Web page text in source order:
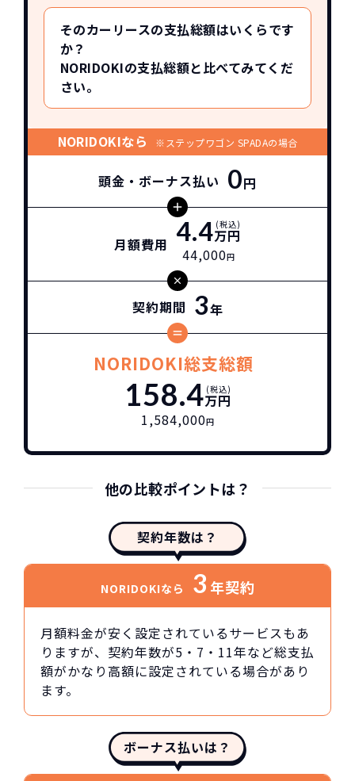
そのカーリースの支払総額はいくらです
か？
NORIDOKIの支払総額と比べてみてくだ
さい。
NORIDOKIなら ※ステップワゴン SPADAの場合
頭金・ボーナス払い 0円
月額費用 4.4万円
(税込)
44,000円
契約期間 3年
NORIDOKI総支総額
158.4万円
(税込)
1,584,000円
他の比較ポイントは？
契約年数は？
NORIDOKIなら 3 年契約
月額料金が安く設定されているサービスもあ
りますが、契約年数が5・7・11年など総支払
額がかなり高額に設定されている場合があり
ます。
ボーナス払いは？